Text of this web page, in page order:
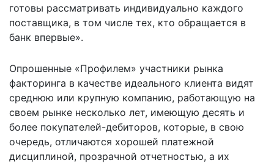
готовы рассматривать индивидуально каждого
поставщика, в том числе тех, кто обращается в
банк впервые».
Опрошенные «Профилем» участники рынка
факторинга в качестве идеального клиента видят
среднюю или крупную компанию, работающую на
своем рынке несколько лет, имеющую десять и
более покупателей-дебиторов, которые, в свою
очередь, отличаются хорошей платежной
дисциплиной, прозрачной отчетностью, а их